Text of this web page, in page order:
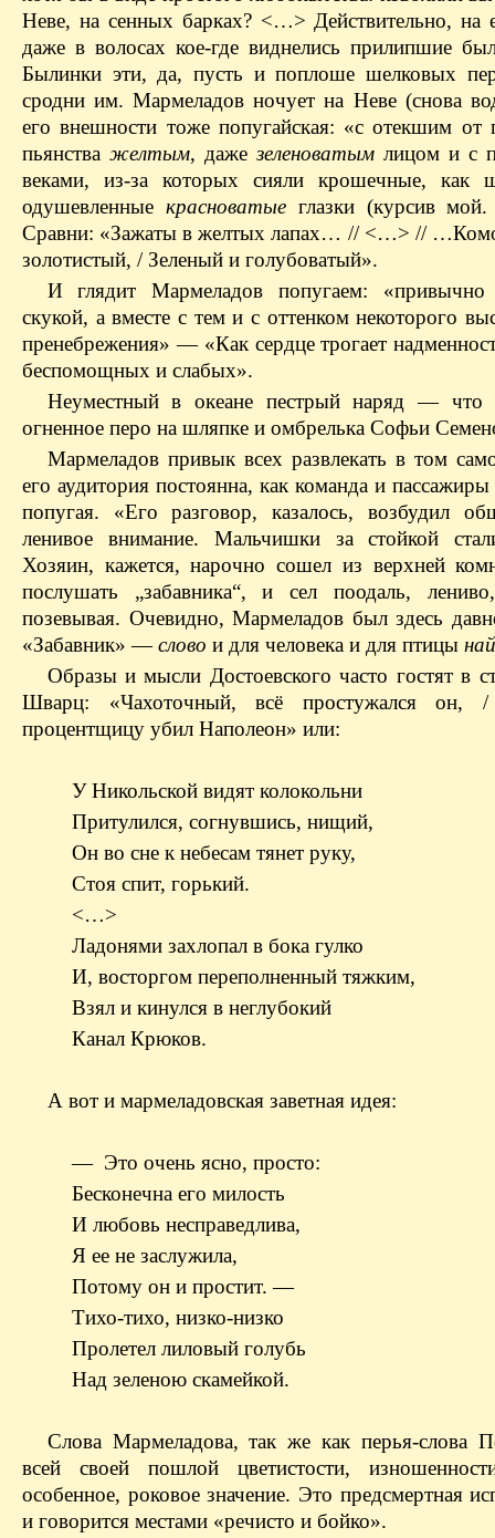
Неве, на сенных барках? <…> Действительно, на
даже в волосах кое-где виднелись прилипшие
Былинки эти, да, пусть и поплоше шелковых
сродни им. Мармеладов ночует на Неве (снова
его внешности тоже попугайская: «с отекшим от
пьянства желтым, дажезеленоватым лицом и с
веками, из-за которых сияли крошечные, как
одушевленные красноватые глазки (курсив
Сравни: «Зажаты в желтых лапах… // <…> //
золотистый, / Зеленый и голубоватый».
И глядит Мармеладов попугаем:
скукой, а вместе с тем и с оттенком некоторого
пренебрежения» — «Как сердце трогает
беспомощных и слабых».
Неуместный в океане пестрый наряд — что
огненное перо на шляпке и омбрелька Софьи
Мармеладов привык всех развлекать в том
его аудитория постоянна, как команда и
попугая. «Его разговор, казалось, возбудил
ленивое внимание. Мальчишки за стойкой
Хозяин, кажется, нарочно сошел из верхней
послушать „забавника“, и сел поодаль,
позевывая. Очевидно, Мармеладов был здесь
«Забавник» —слово и для человека и для птицы
Образы и мысли Достоевского часто гостят в
Шварц: «Чахоточный, всё простужался
процентщицу убил Наполеон» или:
У Никольской видят колокольни
Притулился, согнувшись, нищий,
Он во сне к небесам тянет руку,
Стоя спит, горький.
<…>
Ладонями захлопал в бока гулко
И, восторгом переполненный тяжким,
Взял и кинулся в неглубокий
Канал Крюков.
А вот и мармеладовская заветная идея:
— Это очень ясно, просто:
Бесконечна его милость
И любовь несправедлива,
Я ее не заслужила,
Потому он и простит. —
Тихо-тихо, низко-низко
Пролетел лиловый голубь
Над зеленою скамейкой.
Слова Мармеладова, так же как перья-слова
всей своей пошлой цветистости,
особенное, роковое значение. Это предсмертная
и говорится местами «речисто и бойко».